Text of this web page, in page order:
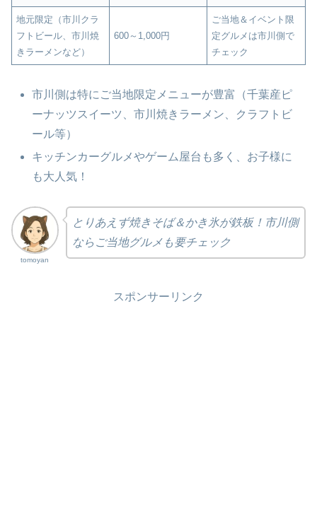
地元限定（市川クラ
フトビール、市川焼
きラーメンなど）
600～1,000円
ご当地＆イベント限
定グルメは市川側で
チェック
市川側は特にご当地限定メニューが豊富（千葉産ピ
ーナッツスイーツ、市川焼きラーメン、クラフトビ
ール等）
キッチンカーグルメやゲーム屋台も多く、お子様に
も大人気！
tomoyan
とりあえず焼きそば＆かき氷が鉄板！市川側
ならご当地グルメも要チェック
スポンサーリンク